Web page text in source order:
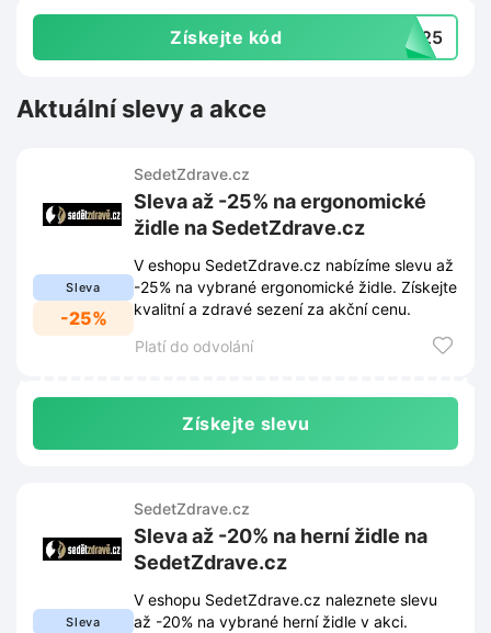
Získejte kód 2025
Aktuální slevy a akce
Sleva
-25%
SedetZdrave.cz
Sleva až -25% na ergonomické
židle na SedetZdrave.cz
V eshopu SedetZdrave.cz nabízíme slevu až
-25% na vybrané ergonomické židle. Získejte
kvalitní a zdravé sezení za akční cenu.
Platí do odvolání
Získejte slevu
Sleva
SedetZdrave.cz
Sleva až -20% na herní židle na
SedetZdrave.cz
V eshopu SedetZdrave.cz naleznete slevu
až -20% na vybrané herní židle v akci.